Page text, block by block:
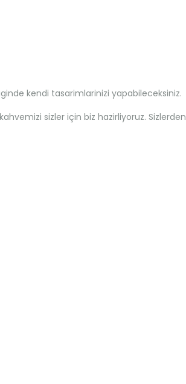
kendi tasarimlarinizi yapabileceksiniz.
sizler için biz hazirliyoruz. Sizlerden